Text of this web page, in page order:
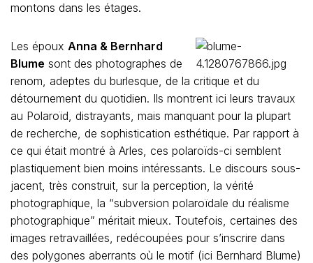
montons dans les étages.
Les époux Anna & Bernhard
Blume sont des photographes de
renom, adeptes du burlesque, de la critique et du
détournement du quotidien. Ils montrent ici leurs travaux
au Polaroïd, distrayants, mais manquant pour la plupart
de recherche, de sophistication esthétique. Par rapport à
ce qui était montré à Arles, ces polaroïds-ci semblent
plastiquement bien moins intéressants. Le discours sous-
jacent, très construit, sur la perception, la vérité
photographique, la “subversion polaroïdale du réalisme
photographique” méritait mieux. Toutefois, certaines des
images retravaillées, redécoupées pour s’inscrire dans
des polygones aberrants où le motif (ici Bernhard Blume)